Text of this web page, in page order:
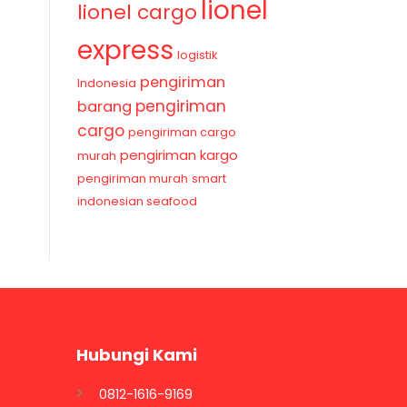
lionel cargo lionel
express logistik
Indonesia pengiriman
barang pengiriman
cargo pengiriman cargo
murah pengiriman kargo
pengiriman murah smart
indonesian seafood
Hubungi Kami
0812-1616-9169